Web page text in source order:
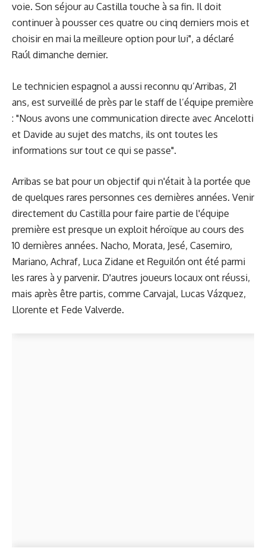
voie. Son séjour au Castilla touche à sa fin. Il doit
continuer à pousser ces quatre ou cinq derniers mois et
choisir en mai la meilleure option pour lui", a déclaré
Raúl dimanche dernier.
Le technicien espagnol a aussi reconnu qu’Arribas, 21
ans, est surveillé de près par le staff de l’équipe première
: "Nous avons une communication directe avec Ancelotti
et Davide au sujet des matchs, ils ont toutes les
informations sur tout ce qui se passe".
Arribas se bat pour un objectif qui n'était à la portée que
de quelques rares personnes ces dernières années. Venir
directement du Castilla pour faire partie de l'équipe
première est presque un exploit héroïque au cours des
10 dernières années. Nacho, Morata, Jesé, Casemiro,
Mariano, Achraf, Luca Zidane et Reguilón ont été parmi
les rares à y parvenir. D'autres joueurs locaux ont réussi,
mais après être partis, comme Carvajal, Lucas Vázquez,
Llorente et Fede Valverde.